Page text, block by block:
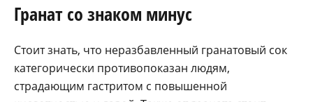
Гранат со знаком минус
Стоит знать, что неразбавленный гранатовый сок
категорически противопоказан людям,
страдающим гастритом с повышенной